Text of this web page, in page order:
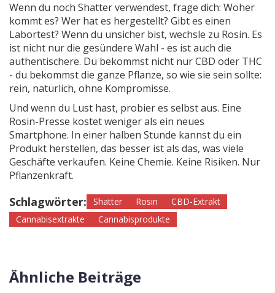
Wenn du noch Shatter verwendest, frage dich: Woher
kommt es? Wer hat es hergestellt? Gibt es einen
Labortest? Wenn du unsicher bist, wechsle zu Rosin. Es
ist nicht nur die gesündere Wahl - es ist auch die
authentischere. Du bekommst nicht nur CBD oder THC
- du bekommst die ganze Pflanze, so wie sie sein sollte:
rein, natürlich, ohne Kompromisse.
Und wenn du Lust hast, probier es selbst aus. Eine
Rosin-Presse kostet weniger als ein neues
Smartphone. In einer halben Stunde kannst du ein
Produkt herstellen, das besser ist als das, was viele
Geschäfte verkaufen. Keine Chemie. Keine Risiken. Nur
Pflanzenkraft.
Schlagwörter: Shatter Rosin
CBD-Extrakt
Cannabisextrakte
Cannabisprodukte
Ähnliche Beiträge